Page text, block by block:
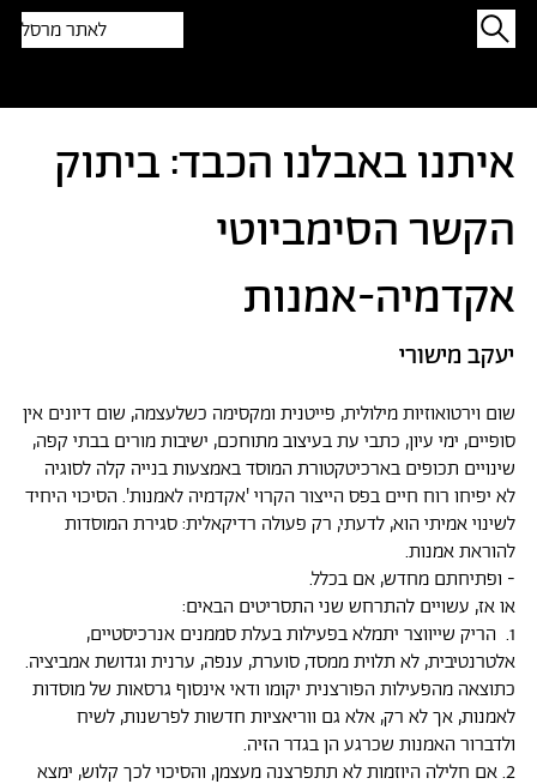
לאתר מרסל
שום וירטואוזיות מילולית, פייטנית ומקסימה כשלעצמה, שום דיונים אין
סופיים, ימי עיון, כתבי עת בעיצוב מתוחכם, ישיבות מורים בבתי קפה,
שינויים תכופים בארכיטקטורת המוסד באמצעות בנייה קלה לסוגיה
לא יפיחו רוח חיים בפס הייצור הקרוי 'אקדמיה לאמנות'. הסיכוי היחיד
לשינוי אמיתי הוא, לדעתי, רק פעולה רדיקאלית: סגירת המוסדות
להוראת אמנות.
- ופתיחתם מחדש, אם בכלל.
או אז, עשויים להתרחש שני התסריטים הבאים:
1. הריק שייווצר יתמלא בפעילות בעלת סממנים אנרכיסטיים,
אלטרנטיבית, לא תלוית ממסד, סוערת, ענפה, ערנית וגדושת אמביציה.
כתוצאה מהפעילות הפורצנית יקומו ודאי אינסוף גרסאות של מוסדות
לאמנות, אך לא רק, אלא גם ווריאציות חדשות לפרשנות, לשיח
ולדברור האמנות שכרגע הן בגדר הזיה.
2. אם חלילה היוזמות לא תתפרצנה מעצמן, והסיכוי לכך קלוש, ימצא
איתנו באבלנו הכבד: ביתוק
הקשר הסימביוטי
אקדמיה-אמנות
יעקב מישורי